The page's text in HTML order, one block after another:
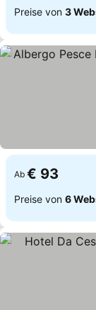
Preise von 3
Ab € 93
Preise von 6